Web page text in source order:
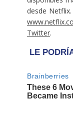
desde
Twitter.